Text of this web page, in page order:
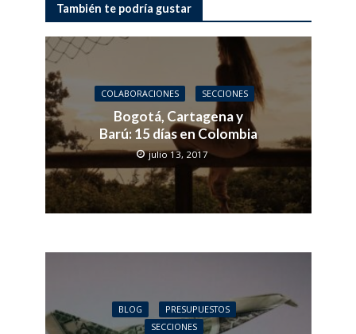
También te podría gustar
COLABORACIONES SECCIONES
Bogotá, Cartagena y
Barú: 15 días en Colombia
julio 13, 2017
BLOG
PRESUPUESTOS
SECCIONES